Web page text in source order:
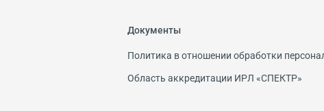
Документы
Политика в отношении обработки
Область аккредитации ИРЛ «СПЕКТР»